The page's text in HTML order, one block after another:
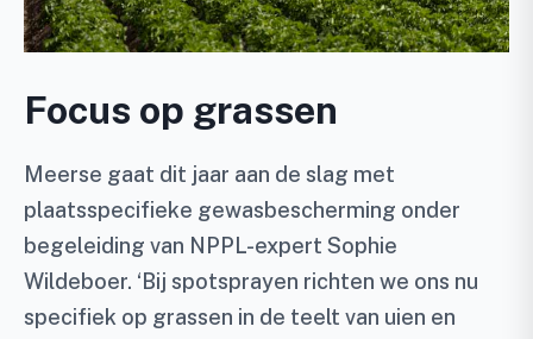
Focus op grassen
Meerse gaat dit jaar aan de slag met
plaatsspecifieke gewasbescherming onder
begeleiding van NPPL-expert Sophie
Wildeboer. ‘Bij spotsprayen richten we ons nu
specifiek op grassen in de teelt van uien en